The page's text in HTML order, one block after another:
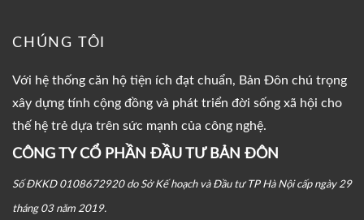
CHÚNG TÔI
Với hệ thống căn hộ tiện ích đạt chuẩn, Bản Đôn chú trọng
xây dựng tính cộng đồng và phát triển đời sống xã hội cho
thế hệ trẻ dựa trên sức mạnh của công nghệ.
CÔNG TY CỔ PHẦN ĐẦU TƯ BẢN ĐÔN
Số ĐKKD 0108672920 do Sở Kế hoạch và Đầu tư TP Hà Nội cấp ngày 29
tháng 03 năm 2019.